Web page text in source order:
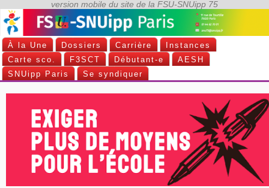
À la Une Dossiers Carrière
Instances
Carte sco.
F3SCT Débutant-e
AESH
SNUipp Paris
Se syndiquer